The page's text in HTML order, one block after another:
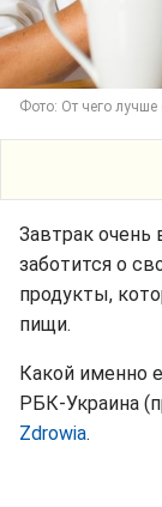
Фото: От чего лучше
Завтрак очень
заботится о
продукты,
пищи.
Какой именно
РБК-Украина
Zdrowia.